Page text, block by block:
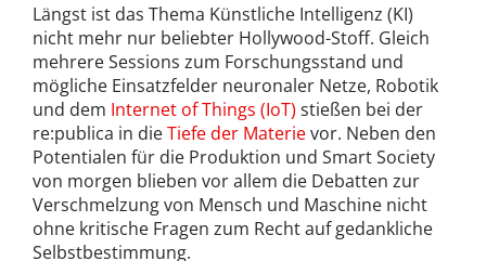
Längst ist das Thema Künstliche Intelligenz (KI)
nicht mehr nur beliebter Hollywood-Stoff. Gleich
mehrere Sessions zum Forschungsstand und
mögliche Einsatzfelder neuronaler Netze, Robotik
und dem Internet of Things (IoT) stießen bei der
re:publica in dieTiefe der Materievor. Neben den
Potentialen für die Produktion und Smart Society
von morgen blieben vor allem die Debatten zur
Verschmelzung von Mensch und Maschine nicht
ohne kritische Fragen zum Recht auf gedankliche
Selbstbestimmung.